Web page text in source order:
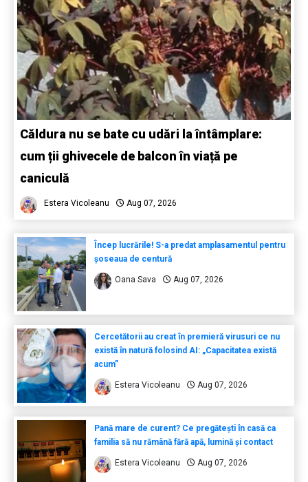
Căldura nu se bate cu udări la întâmplare:
cum ții ghivecele de balcon în viață pe
caniculă
Estera Vicoleanu Aug 07, 2026
Încep lucrările! S-a predat amplasamentul pentru
șoseaua de centură
Oana Sava Aug 07, 2026
Cercetătorii au creat în premieră virusuri ce nu
există în natură folosind AI: „Capacitatea există
acum”
Estera Vicoleanu Aug 07, 2026
Pană mare de curent? Ce pregătești în casă ca
familia să nu rămână fără apă, lumină și contact
Estera Vicoleanu Aug 07, 2026